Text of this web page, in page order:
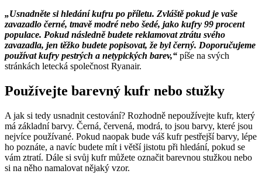
„Usnadněte si hledání kufru po příletu. Zvláště pokud je vaše
zavazadlo černé, tmavě modré nebo šedé, jako kufry 99 procent
populace. Pokud následně budete reklamovat ztrátu svého
zavazadla, jen těžko budete popisovat, že byl černý. Doporučujeme
používat kufry pestrých a netypických barev,“ píše na svých
stránkách letecká společnost Ryanair.
Používejte barevný kufr nebo stužky
A jak si tedy usnadnit cestování? Rozhodně nepoužívejte kufr, který
má základní barvy. Černá, červená, modrá, to jsou barvy, které jsou
nejvíce používané. Pokud naopak bude váš kufr pestřejší barvy, lépe
ho poznáte, a navíc budete mít i větší jistotu při hledání, pokud se
vám ztratí. Dále si svůj kufr můžete označit barevnou stužkou nebo
si na něho namalovat nějaký vzor.